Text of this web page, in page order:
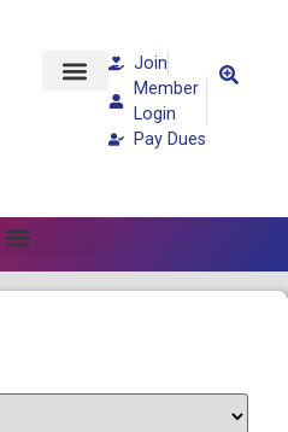
Join
Member
Login
Pay Dues